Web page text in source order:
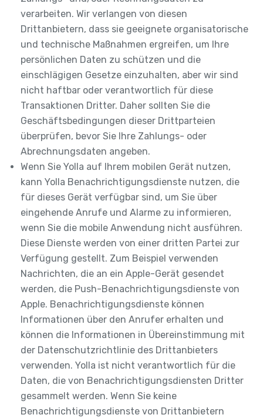
verarbeiten. Wir verlangen von diesen
Drittanbietern, dass sie geeignete organisatorische
und technische Maßnahmen ergreifen, um Ihre
persönlichen Daten zu schützen und die
einschlägigen Gesetze einzuhalten, aber wir sind
nicht haftbar oder verantwortlich für diese
Transaktionen Dritter. Daher sollten Sie die
Geschäftsbedingungen dieser Drittparteien
überprüfen, bevor Sie Ihre Zahlungs- oder
Abrechnungsdaten angeben.
Wenn Sie Yolla auf Ihrem mobilen Gerät nutzen,
kann Yolla Benachrichtigungsdienste nutzen, die
für dieses Gerät verfügbar sind, um Sie über
eingehende Anrufe und Alarme zu informieren,
wenn Sie die mobile Anwendung nicht ausführen.
Diese Dienste werden von einer dritten Partei zur
Verfügung gestellt. Zum Beispiel verwenden
Nachrichten, die an ein Apple-Gerät gesendet
werden, die Push-Benachrichtigungsdienste von
Apple. Benachrichtigungsdienste können
Informationen über den Anrufer erhalten und
können die Informationen in Übereinstimmung mit
der Datenschutzrichtlinie des Drittanbieters
verwenden. Yolla ist nicht verantwortlich für die
Daten, die von Benachrichtigungsdiensten Dritter
gesammelt werden. Wenn Sie keine
Benachrichtigungsdienste von Drittanbietern